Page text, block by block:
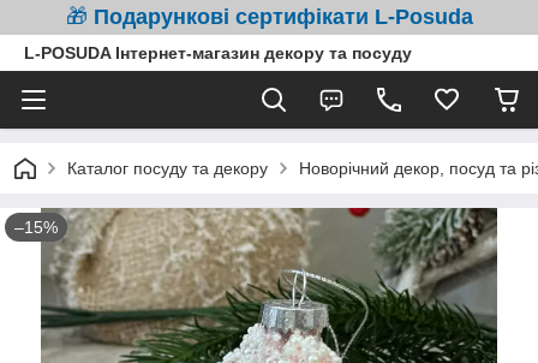
🎁 Подарункові сертифікати L-Posuda
L-POSUDA Інтернет-магазин декору та посуду
Каталог посуду та декору Новорічний декор, посуд та
–15%